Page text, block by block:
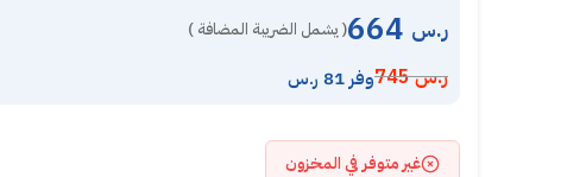
ر.س ( يشمل الضريبة المضافة )
ر.س745 وفر 81 ر.س
غير متوفر في المخزون